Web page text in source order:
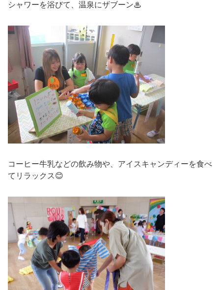
シャワーを浴びて、温泉にザブーン♨
コーヒー牛乳などの飲み物や、アイスキャンディーを食べ
てリラックス😊